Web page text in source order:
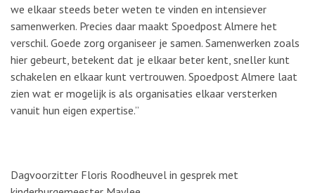
we elkaar steeds beter weten te vinden en intensiever
samenwerken. Precies daar maakt Spoedpost Almere het
verschil. Goede zorg organiseer je samen. Samenwerken zoals
hier gebeurt, betekent dat je elkaar beter kent, sneller kunt
schakelen en elkaar kunt vertrouwen. Spoedpost Almere laat
zien wat er mogelijk is als organisaties elkaar versterken
vanuit hun eigen expertise.”
Dagvoorzitter Floris Roodheuvel in gesprek met